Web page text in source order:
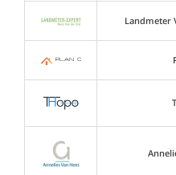
Landmeter